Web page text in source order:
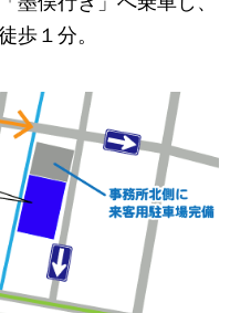
歩１分。